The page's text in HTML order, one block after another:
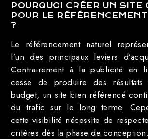
POURQUOI CRÉER UN SITE
POUR LE
?
Le référencement naturel
l’un des principaux leviers
Contrairement à la publicité en
cesse de produire des résultats
budget, un site bien référencé
du trafic sur le long terme.
cette visibilité nécessite de
critères dès la phase de conception.